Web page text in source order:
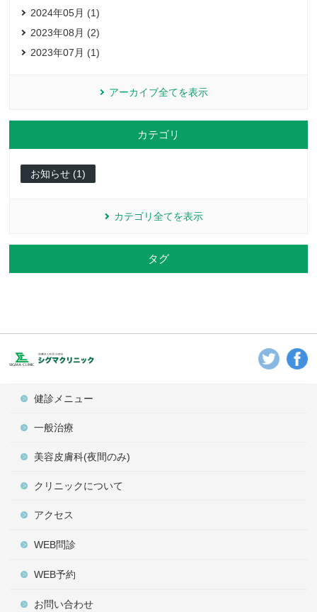
2024年05月 (1)
2023年08月 (2)
2023年07月 (1)
アーカイブ全てを表示
カテゴリ
お知らせ (1)
カテゴリ全てを表示
タグ
健診メニュー
一般治療
美容皮膚科(夜間のみ)
クリニックについて
アクセス
WEB問診
WEB予約
お問い合わせ